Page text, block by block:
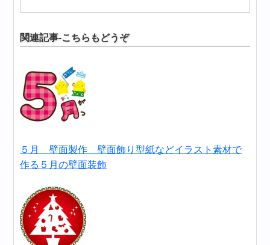
関連記事-こちらもどうぞ
５月 壁面製作 壁面飾り型紙などイラスト素材で
作る５月の壁面装飾